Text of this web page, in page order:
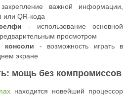
важной информации,
или QR-кода
- использование основной
просмотром
консоли - возможность играть в
экране
мощь без компромиссов
находится новейший процессор